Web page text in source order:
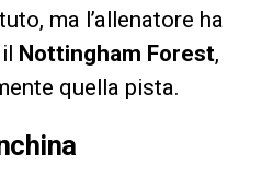
ma l’allenatore ha
Nottingham Forest,
quella pista.